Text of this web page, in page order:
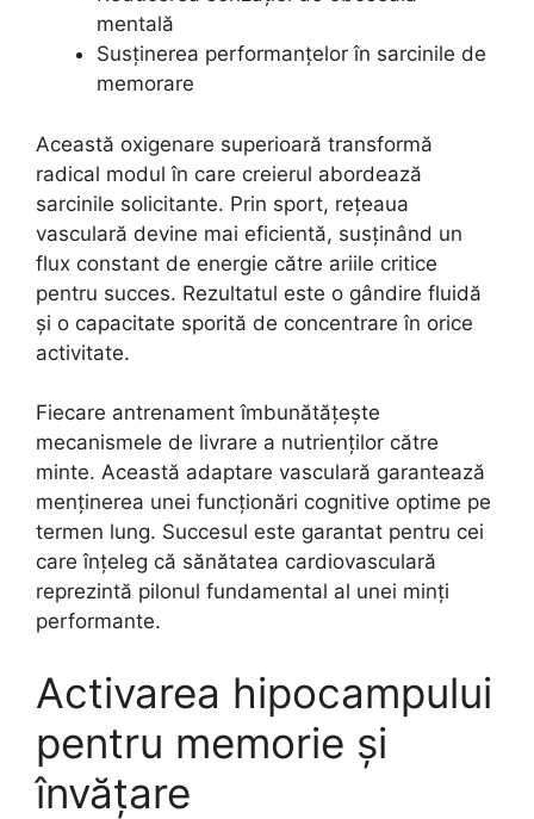
mentală
Susținerea performanțelor în sarcinile de
memorare
Această oxigenare superioară transformă
radical modul în care creierul abordează
sarcinile solicitante. Prin sport, rețeaua
vasculară devine mai eficientă, susținând un
flux constant de energie către ariile critice
pentru succes. Rezultatul este o gândire fluidă
și o capacitate sporită de concentrare în orice
activitate.
Fiecare antrenament îmbunătățește
mecanismele de livrare a nutrienților către
minte. Această adaptare vasculară garantează
menținerea unei funcționări cognitive optime pe
termen lung. Succesul este garantat pentru cei
care înțeleg că sănătatea cardiovasculară
reprezintă pilonul fundamental al unei minți
performante.
Activarea hipocampului
pentru memorie și
învățare